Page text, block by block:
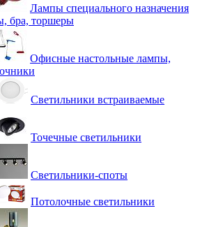
Лампы специального назначения
бра, торшеры
Офисные настольные лампы,
Светильники встраиваемые
Точечные светильники
Светильники-споты
Потолочные светильники